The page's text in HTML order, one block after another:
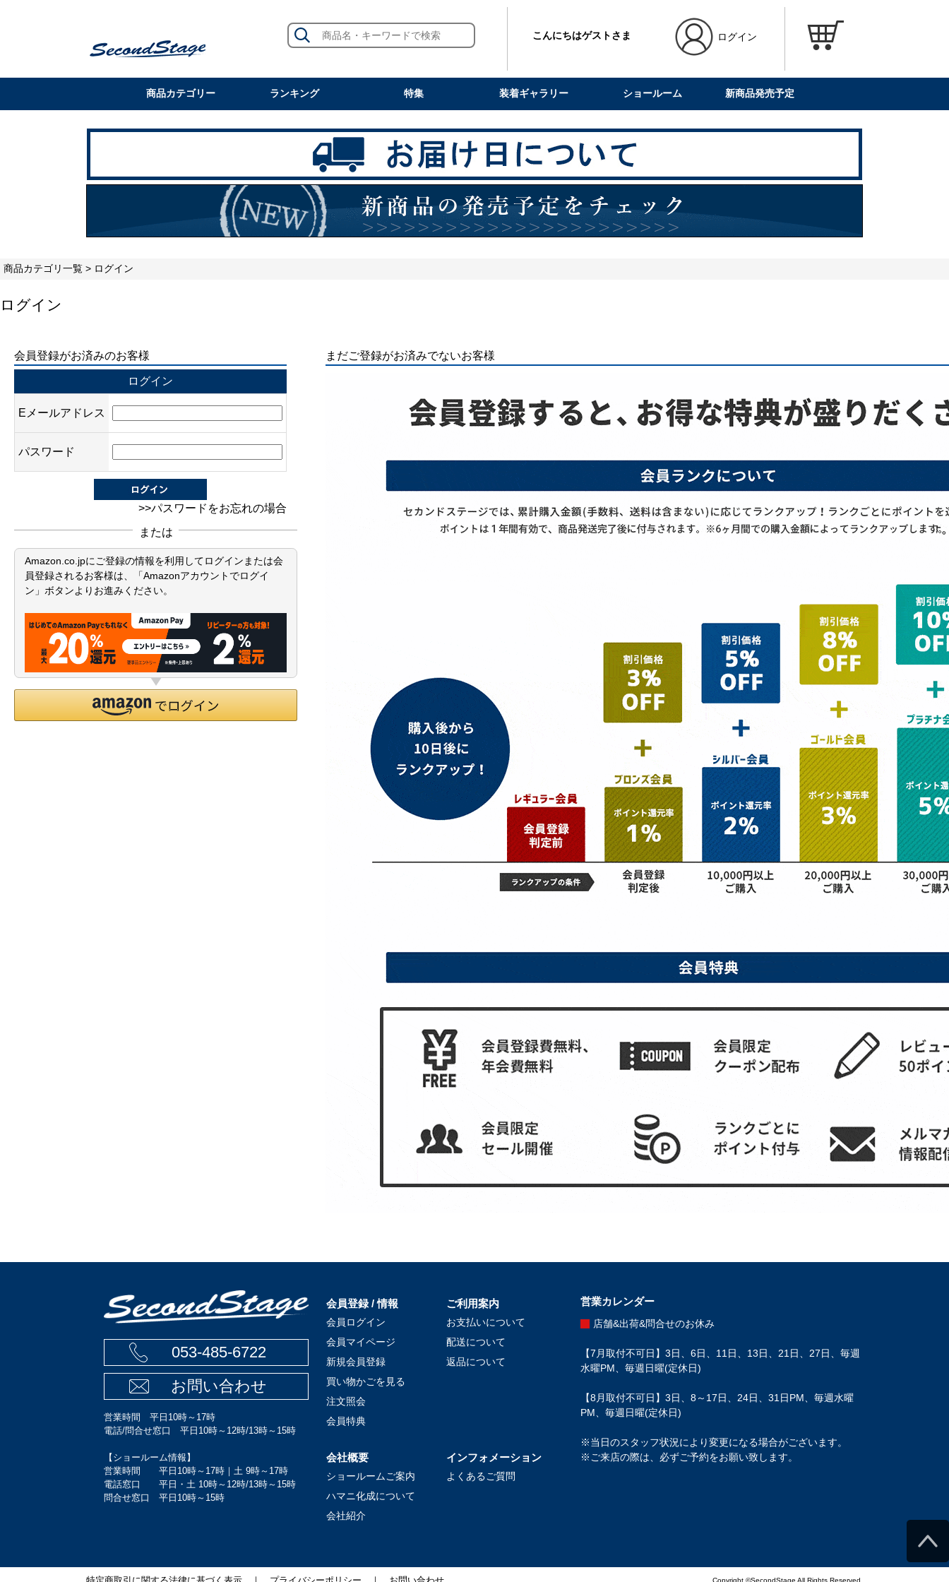
こんにちはゲストさま ログイン
商品カテゴリー ランキング 特集 装着ギャラリー ショールーム 新商品発売予定
商品カテゴリ一覧 > ログイン
ログイン
会員登録がお済みのお客様
ログイン
Eメールアドレス
パスワード
>>パスワードをお忘れの場合
または
Amazon.co.jpにご登録の情報を利用してログインまたは会
員登録されるお客様は、「Amazonアカウントでログイ
ン」ボタンよりお進みください。
まだご登録がお済みでないお客様
053-485-6722
お問い合わせ
営業時間 平日10時～17時
電話/問合せ窓口 平日10時～12時/13時～15時
【ショールーム情報】
営業時間 平日10時～17時｜土 9時～17時
電話窓口 平日・土 10時～12時/13時～15時
問合せ窓口 平日10時～15時
会員登録 / 情報
会員ログイン
会員マイページ
新規会員登録
買い物かごを見る
注文照会
会員特典
ご利用案内
お支払いについて
配送について
返品について
会社概要
ショールームご案内
ハマニ化成について
会社紹介
インフォメーション
よくあるご質問
営業カレンダー
店舗&出荷&問合せのお休み
【7月取付不可日】3日、6日、11日、13日、21日、27日、毎週
水曜PM、毎週日曜(定休日)
【8月取付不可日】3日、8～17日、24日、31日PM、毎週水曜
PM、毎週日曜(定休日)
※当日のスタッフ状況により変更になる場合がございます。
※ご来店の際は、必ずご予約をお願い致します。
Copyright ©SecondStage All Rights Reserved.